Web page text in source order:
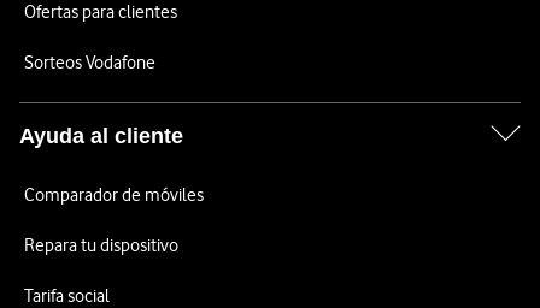
Ofertas para clientes
Sorteos Vodafone
Ayuda al cliente
Comparador de móviles
Repara tu dispositivo
Tarifa social